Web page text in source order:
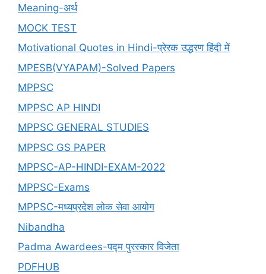
Meaning-अर्थ
MOCK TEST
Motivational Quotes in Hindi-प्रेरक उद्धरण हिंदी में
MPESB(VYAPAM)-Solved Papers
MPPSC
MPPSC AP HINDI
MPPSC GENERAL STUDIES
MPPSC GS PAPER
MPPSC-AP-HINDI-EXAM-2022
MPPSC-Exams
MPPSC-मध्यप्रदेश लोक सेवा आयोग
Nibandha
Padma Awardees-पद्म पुरस्कार विजेता
PDFHUB